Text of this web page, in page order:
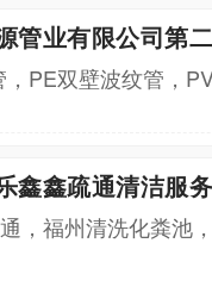
管业有限公司第二
PE双壁波纹管，
鑫鑫疏通清洁服
，福州清洗化粪池